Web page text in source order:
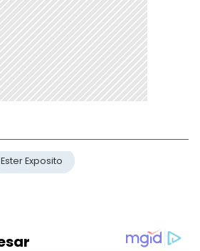
Ester Exposito